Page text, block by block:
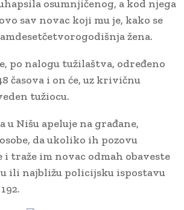
osumnjičenog, a kod njega
sav novac koji mu je, kako se
žena.
po nalogu tužilaštva, određeno
časova i on će, uz krivičnu
tužiocu.
u Nišu apeluje na građane,
da ukoliko ih pozovu
i traže im novac odmah obaveste
ili najbližu policijsku ispostavu